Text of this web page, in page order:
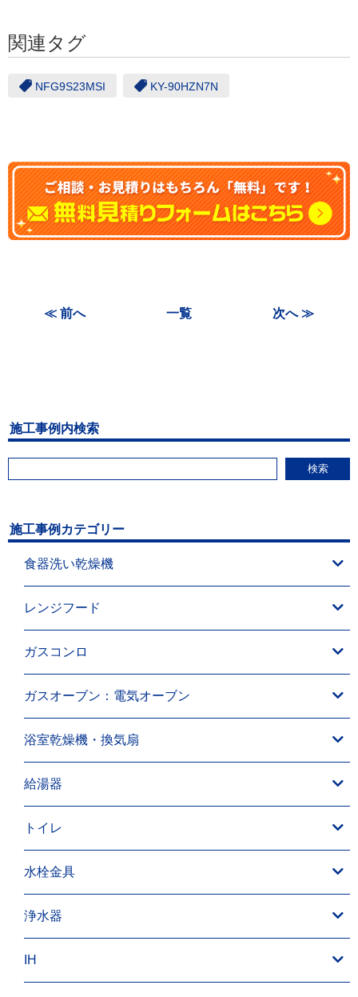
関連タグ
NFG9S23MSI KY-90HZN7N
≪ 前へ 一覧 次へ ≫
施工事例内検索
検索
施工事例カテゴリー
食器洗い乾燥機
レンジフード
ガスコンロ
ガスオーブン：電気オーブン
浴室乾燥機・換気扇
給湯器
トイレ
水栓金具
浄水器
IH